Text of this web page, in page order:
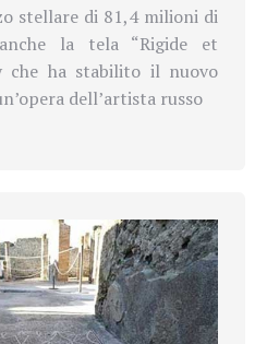
stellare di 81,4 milioni di
la tela “Rigide et
che ha stabilito il nuovo
dell’artista russo